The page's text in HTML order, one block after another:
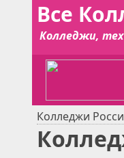
Все
Колледжи,
Колледжи